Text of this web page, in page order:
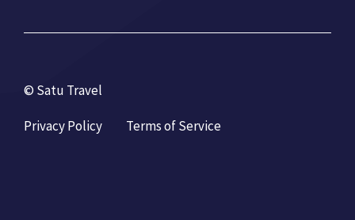
© Satu Travel
Privacy Policy Terms of Service